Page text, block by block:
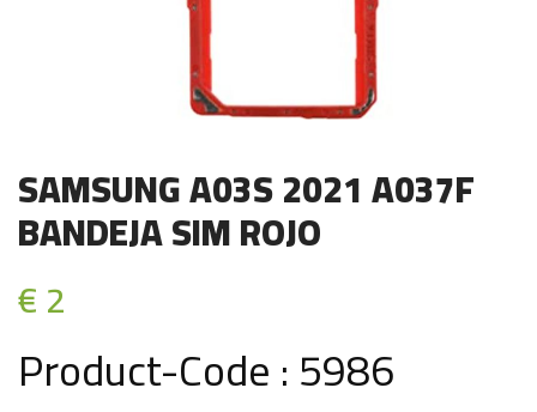
SAMSUNG A03S 2021 A037F
BANDEJA SIM ROJO
€ 2
Product-Code : 5986